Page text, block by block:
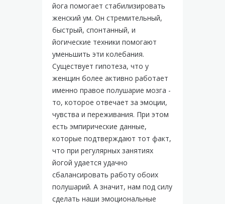
йога помогает стабилизировать
женский ум. Он стремительный,
быстрый, спонтанный, и
йогические техники помогают
уменьшить эти колебания.
Существует гипотеза, что у
женщин более активно работает
именно правое полушарие мозга -
то, которое отвечает за эмоции,
чувства и переживания. При этом
есть эмпирические данные,
которые подтверждают тот факт,
что при регулярных занятиях
йогой удается удачно
сбалансировать работу обоих
полушарий. А значит, нам под силу
сделать наши эмоциональные